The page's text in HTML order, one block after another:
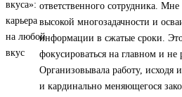
ответственного сотрудника.
высокой многозадачности и
информации в сжатые сроки.
фокусироваться на главном и не
Организовывала работу, исходя
и кардинально меняющегося